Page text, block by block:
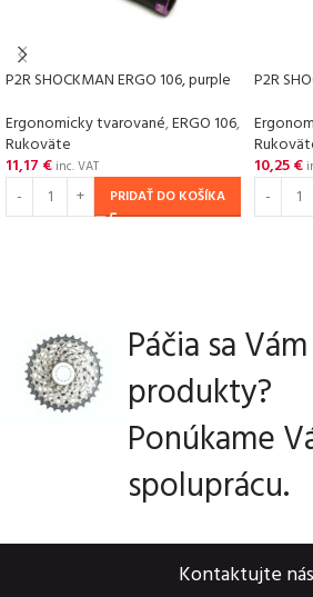
P2R SHOCKMAN ERGO 106, purple
Ergonomicky tvarované,ERGO 106,
Rukoväte
11,17 € inc. VAT
PRIDAŤ DO KOŠÍKA
P2R
10,25€
Páčia sa
produkty?
Ponúkame
spoluprácu.
Kontaktujte